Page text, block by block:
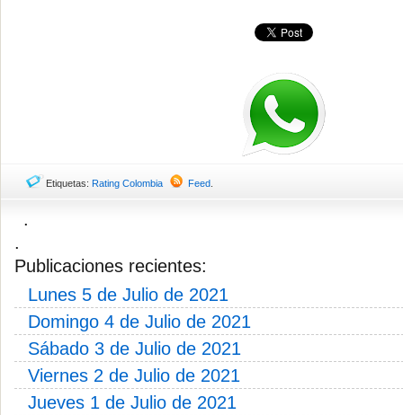
Etiquetas: Rating Colombia Feed
.
.
Publicaciones recientes:
Lunes 5 de Julio de 2021
Domingo 4 de Julio de 2021
Sábado 3 de Julio de 2021
Viernes 2 de Julio de 2021
Jueves 1 de Julio de 2021